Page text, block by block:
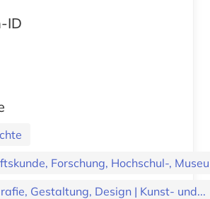
ID
Forschung, Hochschul-,
Gestaltung, Design | Kunst- und...